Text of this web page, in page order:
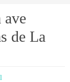
ave
de La